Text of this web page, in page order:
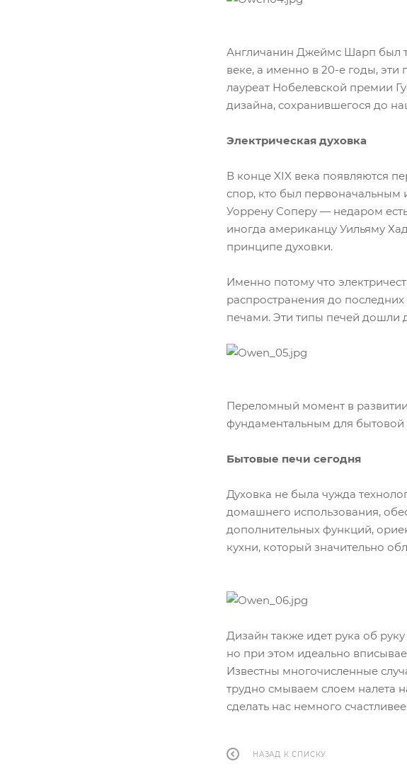
Англичанин Джеймс Шарп был
веке, а именно в 20-е годы, эти
лауреат Нобелевской премии
дизайна, сохранившегося до
Электрическая духовка
В конце XIX века появляются
спор, кто был первоначальным
Уоррену Соперу — недаром
иногда американцу Уильяму
принципе духовки.
Именно потому что
распространения до
печами. Эти типы печей дошли
Переломный момент в развитии
фундаментальным для бытовой
Бытовые печи сегодня
Духовка не была чужда
домашнего использования,
дополнительных функций,
кухни, который значительно
Дизайн также идет рука об
но при этом идеально
Известны многочисленные
трудно смываем слоем налета
сделать нас немного
НАЗАД К СПИСКУ